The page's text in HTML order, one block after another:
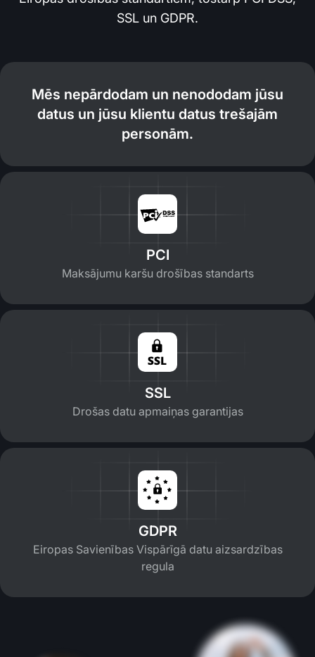
SSL un GDPR.
Mēs nepārdodam un nenododam jūsu
datus un jūsu klientu datus trešajām
personām.
PCI
Maksājumu karšu drošības standarts
SSL
Drošas datu apmaiņas garantijas
GDPR
Eiropas Savienības Vispārīgā datu aizsardzības
regula